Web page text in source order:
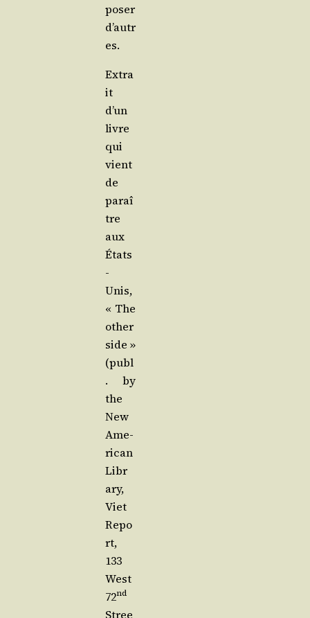
po­ser
d’autr
es.
Extra
it
d’un
livre
qui
vient
de
paraî
tre
aux
États
-
Unis,
« The
other
side »
(publ
. by
the
New
Ame­
ri­can
Libr
a­ry,
Viet
Repo
rt,
133
West
72nd
Stree